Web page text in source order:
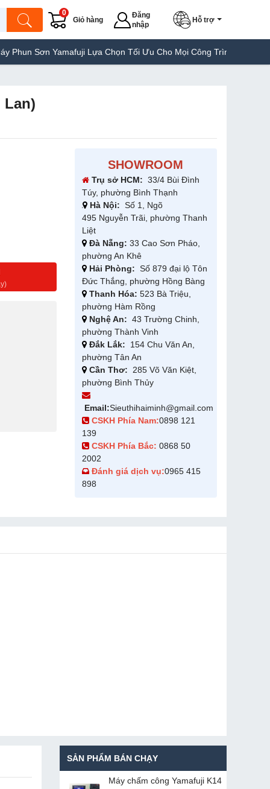
Giỏ hàng
0
Đăng
nhập
Hỗ trợ
Sơn Yamafuji Lựa Chọn Tối Ưu Cho Mọi Công Trình Máy Hàn Túi
Lan)
SHOWROOM
Trụ sở HCM: 33/4 Bùi Đình
Túy, phường Bình Thạnh
Hà Nội: Số 1, Ngõ
495 Nguyễn Trãi, phường Thanh
Liệt
Đà Nẵng: 33 Cao Sơn Pháo,
phường An Khê
Hải Phòng: Số 879 đại lộ Tôn
Đức Thắng, phường Hồng Bàng
Thanh Hóa: 523 Bà Triệu,
phường Hàm Rồng
Nghệ An: 43 Trường Chinh,
phường Thành Vinh
Đắk Lắk: 154 Chu Văn An,
phường Tân An
Cần Thơ: 285 Võ Văn Kiệt,
phường Bình Thủy
Email:Sieuthihaiminh@gmail.com
CSKH Phía Nam:0898 121
139
CSKH Phía Bắc: 0868 50
2002
Đánh giá dịch vụ:0965 415
898
SẢN PHẨM BÁN CHẠY
Máy chấm cô​ng Yamafuji K14